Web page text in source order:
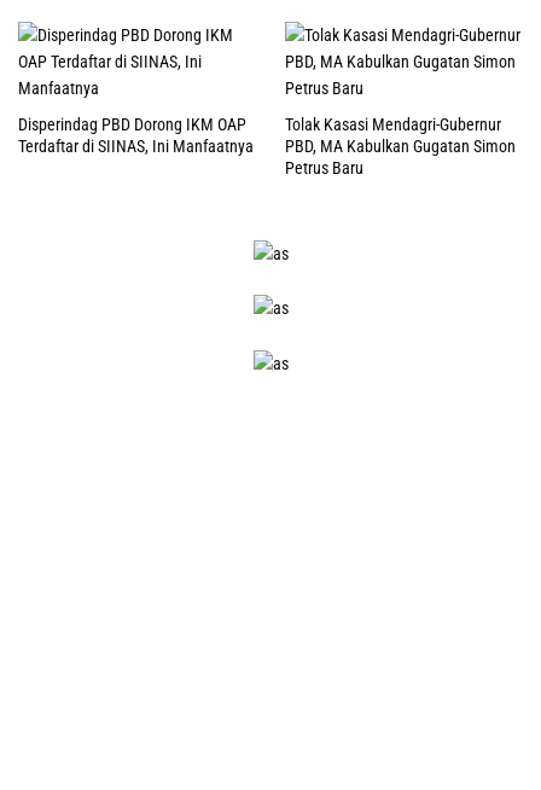
Disperindag PBD Dorong IKM OAP
Terdaftar di SIINAS, Ini Manfaatnya
Tolak Kasasi Mendagri-Gubernur
PBD, MA Kabulkan Gugatan Simon
Petrus Baru